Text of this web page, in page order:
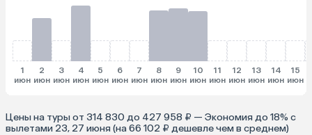
1
июн
2
июн
3
июн
4
июн
5
июн
6
июн
7
июн
8
июн
9
июн
10
июн
11
июн
12
июн
13
июн
14
июн
15
июн
Цены на туры от 314 830 до 427 958 ₽ — Экономия до 18% с
вылетами 23, 27 июня (на 66 102 ₽ дешевле чем в среднем)